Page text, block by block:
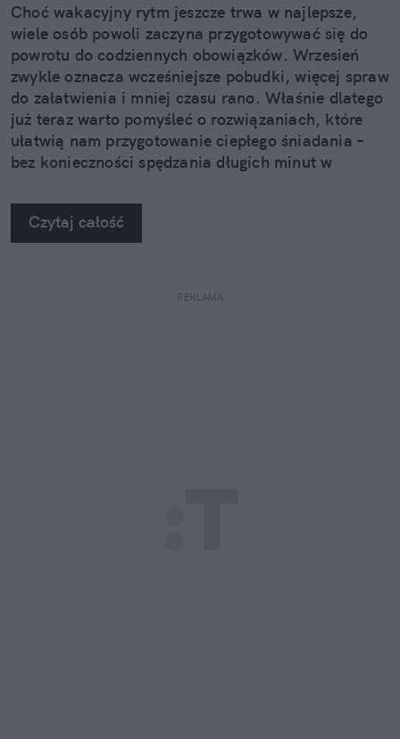
Choć wakacyjny rytm jeszcze trwa w najlepsze,
wiele osób powoli zaczyna przygotowywać się do
powrotu do codziennych obowiązków. Wrzesień
zwykle oznacza wcześniejsze pobudki, więcej spraw
do załatwienia i mniej czasu rano. Właśnie dlatego
już teraz warto pomyśleć o rozwiązaniach, które
ułatwią nam przygotowanie ciepłego śniadania –
bez konieczności spędzania długich minut w
Czytaj całość
REKLAMA